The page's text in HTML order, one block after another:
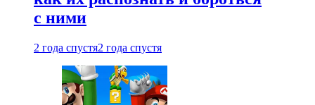
с ними
2 года спустя2 года спустя